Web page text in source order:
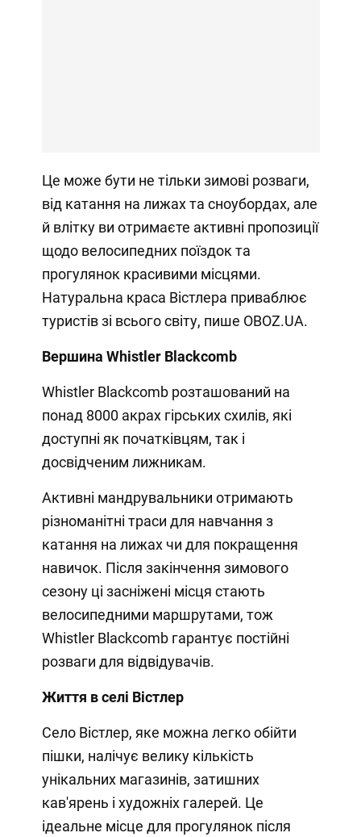
Це може бути не тільки зимові розваги,
від катання на лижах та сноубордах, але
й влітку ви отримаєте активні пропозиції
щодо велосипедних поїздок та
прогулянок красивими місцями.
Натуральна краса Вістлера приваблює
туристів зі всього світу, пише OBOZ.UA.
Вершина Whistler Blackcomb
Whistler Blackcomb розташований на
понад 8000 акрах гірських схилів, які
доступні як початківцям, так і
досвідченим лижникам.
Активні мандрувальники отримають
різноманітні траси для навчання з
катання на лижах чи для покращення
навичок. Після закінчення зимового
сезону ці засніжені місця стають
велосипедними маршрутами, тож
Whistler Blackcomb гарантує постійні
розваги для відвідувачів.
Життя в селі Вістлер
Село Вістлер, яке можна легко обійти
пішки, налічує велику кількість
унікальних магазинів, затишних
кав'ярень і художніх галерей. Це
ідеальне місце для прогулянок після